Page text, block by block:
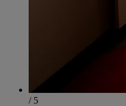
/ 5